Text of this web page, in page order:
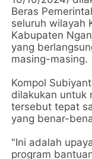
Beras
seluruh wilayah
Kabupaten
yang
masing-masing.
Kompol
dilakukan untuk
tersebut tepat
yang benar-
"Ini adalah
program